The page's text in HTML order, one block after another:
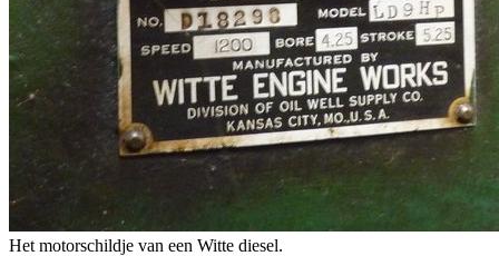
Het motorschildje van een Witte diesel.